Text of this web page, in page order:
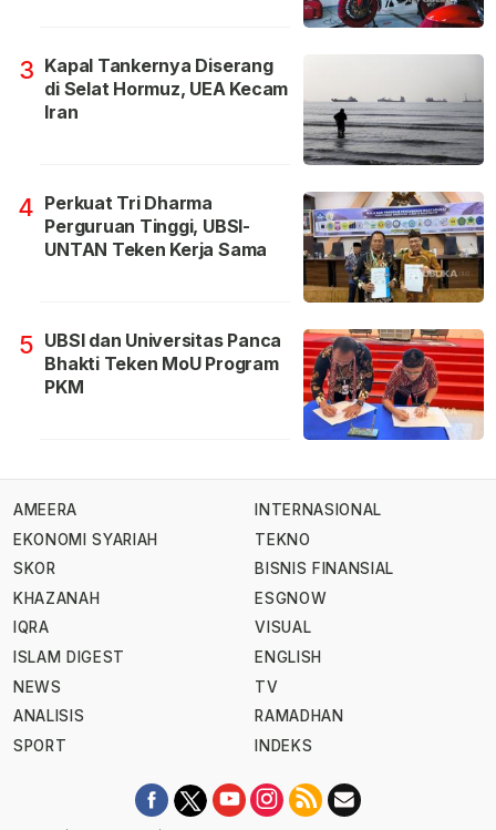
3 Kapal Tankernya Diserang
di Selat Hormuz, UEA Kecam
Iran
4 Perkuat Tri Dharma
Perguruan Tinggi, UBSI-
UNTAN Teken Kerja Sama
5 UBSI dan Universitas Panca
Bhakti Teken MoU Program
PKM
AMEERA
EKONOMI SYARIAH
SKOR
KHAZANAH
IQRA
ISLAM DIGEST
NEWS
ANALISIS
SPORT
INTERNASIONAL
TEKNO
BISNIS FINANSIAL
ESGNOW
VISUAL
ENGLISH
TV
RAMADHAN
INDEKS